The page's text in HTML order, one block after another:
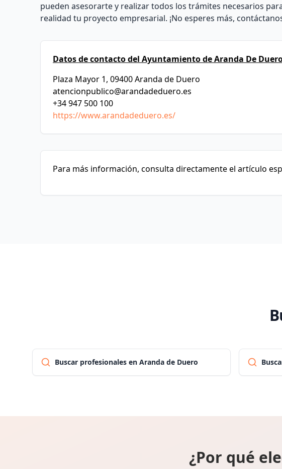
pueden asesorarte y realizar todos los trámites necesarios
realidad tu proyecto empresarial. ¡No esperes más,
Datos de contacto del Ayuntamiento de Aranda De
Plaza Mayor 1, 09400 Aranda de Duero
atencionpublico@arandadeduero.es
+34 947 500 100
https://www.arandadeduero.es/
Para más información, consulta directamente el artículo
Buscar profesionales en Aranda de Duero
¿Por qué